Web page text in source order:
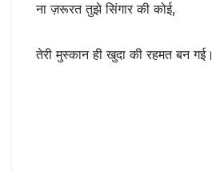
ना ज़रूरत तुझे सिंगार की कोई,
तेरी मुस्कान ही खुदा की रहमत बन गई।